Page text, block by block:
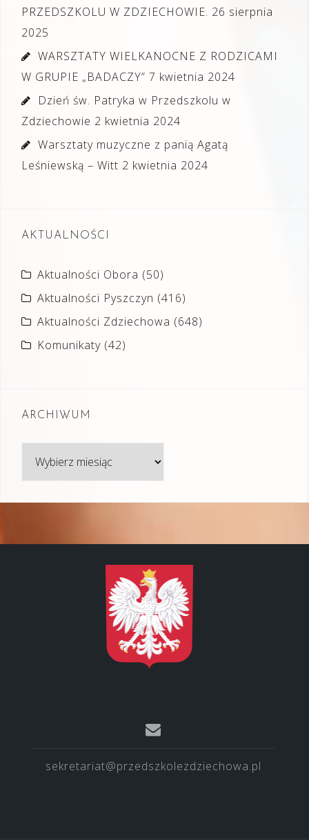
PRZEDSZKOLU W ZDZIECHOWIE. 26 sierpnia
2025
WARSZTATY WIELKANOCNE Z RODZICAMI
W GRUPIE „BADACZY” 7 kwietnia 2024
Dzień św. Patryka w Przedszkolu w
Zdziechowie 2 kwietnia 2024
Warsztaty muzyczne z panią Agatą
Leśniewską – Witt 2 kwietnia 2024
AKTUALNOŚCI
Aktualności Obora (50)
Aktualności Pyszczyn (416)
Aktualności Zdziechowa (648)
Komunikaty (42)
ARCHIWUM
sekretariat@przedszkolezdziechowa.pl